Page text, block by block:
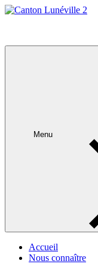
Skip
Menu
Accueil
Nous connaître